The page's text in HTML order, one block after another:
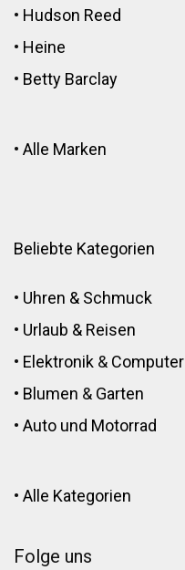
• Hudson Reed
• Heine
• Betty Barclay
• Alle Marken
Beliebte Kategorien
• Uhren & Schmuck
• Urlaub & Reisen
• Elektronik & Computer
• Blumen & Garten
• Auto und Motorrad
• Alle Kategorien
Folge uns